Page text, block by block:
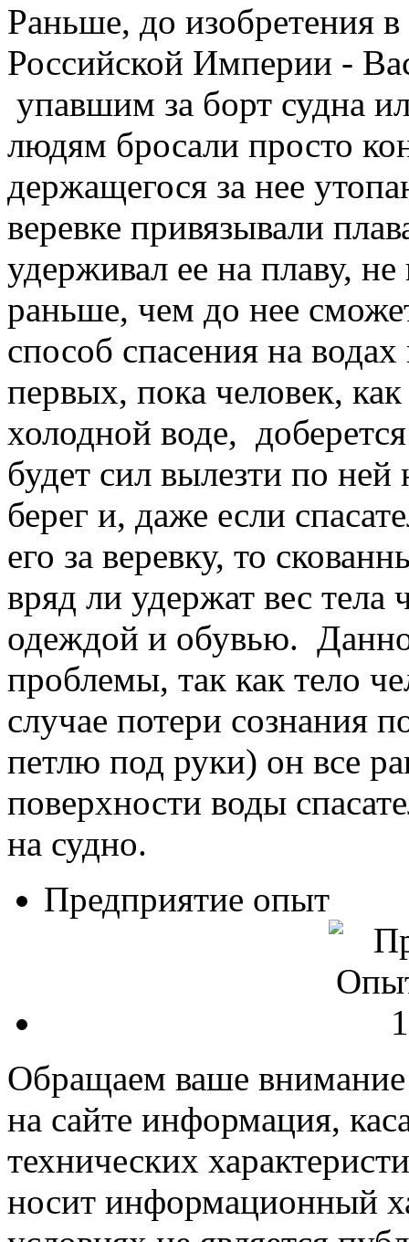
Раньше, до изобретения
Российской Империи -
упавшим за борт судна
людям бросали просто
держащегося за нее
веревке привязывали
удерживал ее на плаву, не
раньше, чем до нее
способ спасения на
первых, пока человек,
холодной воде,
будет сил вылезти по
берег и, даже если
его за веревку, то
вряд ли удержат вес тела
одеждой и обувью.
проблемы, так как тело
случае потери сознания
петлю под руки) он все
поверхности воды
на судно.
Предприятие опыт
Обращаем ваше внимание
на сайте информация,
технических
носит информационный